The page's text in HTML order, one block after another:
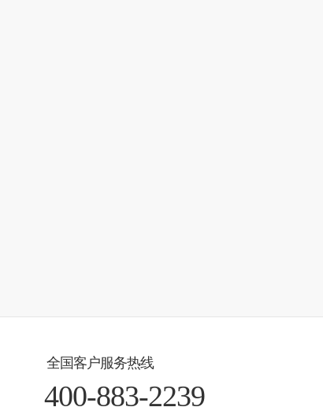
全国客户服务热线
400-883-2239